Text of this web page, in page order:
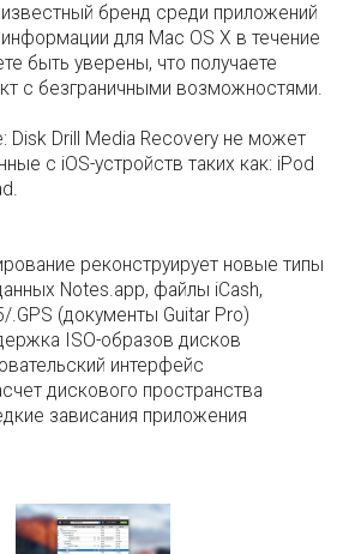
бренд среди приложений
для Mac OS X в течение
быть уверены, что получаете
с безграничными возможностями.
Disk Drill Media Recovery не может
с iOS-устройств таких как: iPod
реконструирует новые типы
Notes.app, файлы iCash,
.GPS (документы Guitar Pro)
ISO-образов дисков
интерфейс
дискового пространства
зависания приложения